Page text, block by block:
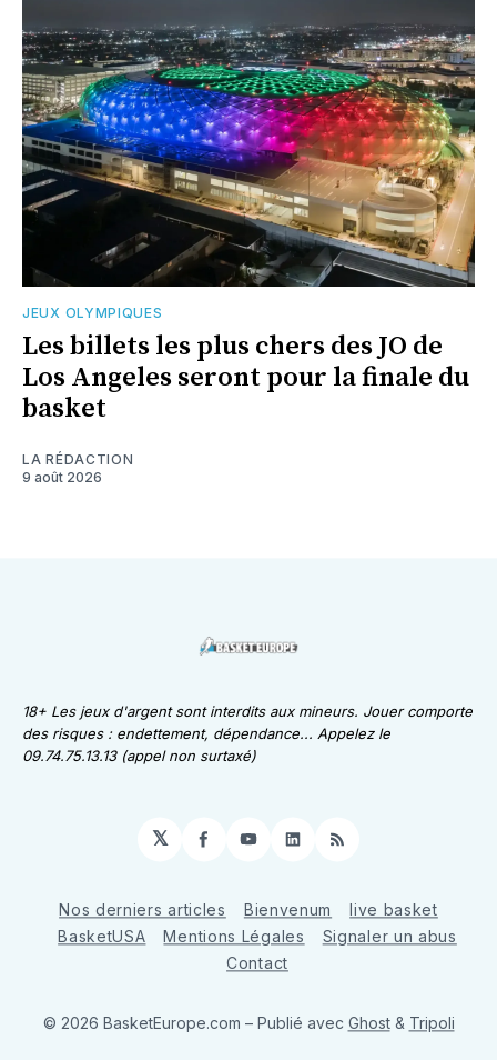
JEUX OLYMPIQUES
Les billets les plus chers des JO de
Los Angeles seront pour la finale du
basket
LA RÉDACTION
9 août 2026
18+ Les jeux d'argent sont interdits aux mineurs. Jouer comporte
des risques : endettement, dépendance... Appelez le
09.74.75.13.13 (appel non surtaxé)
𝕏 Facebook
YouTube
LinkedIn
RSS
Nos derniers articles Bienvenum
live basket
BasketUSA
Mentions Légales
Signaler un abus
Contact
© 2026 BasketEurope.com – Publié avec Ghost& Tripoli